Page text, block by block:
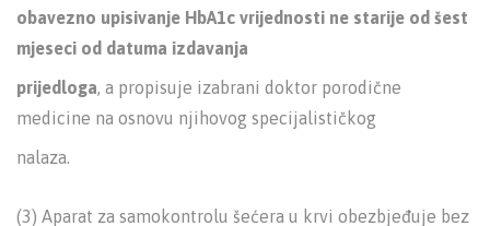
obavezno upisivanje HbA1c vrijednosti ne starije od šest
mjeseci od datuma izdavanja
prijedloga, a propisuje izabrani doktor porodične
medicine na osnovu njihovog specijalističkog
nalaza.
(3) Aparat za samokontrolu šećera u krvi obezbjeđuje bez